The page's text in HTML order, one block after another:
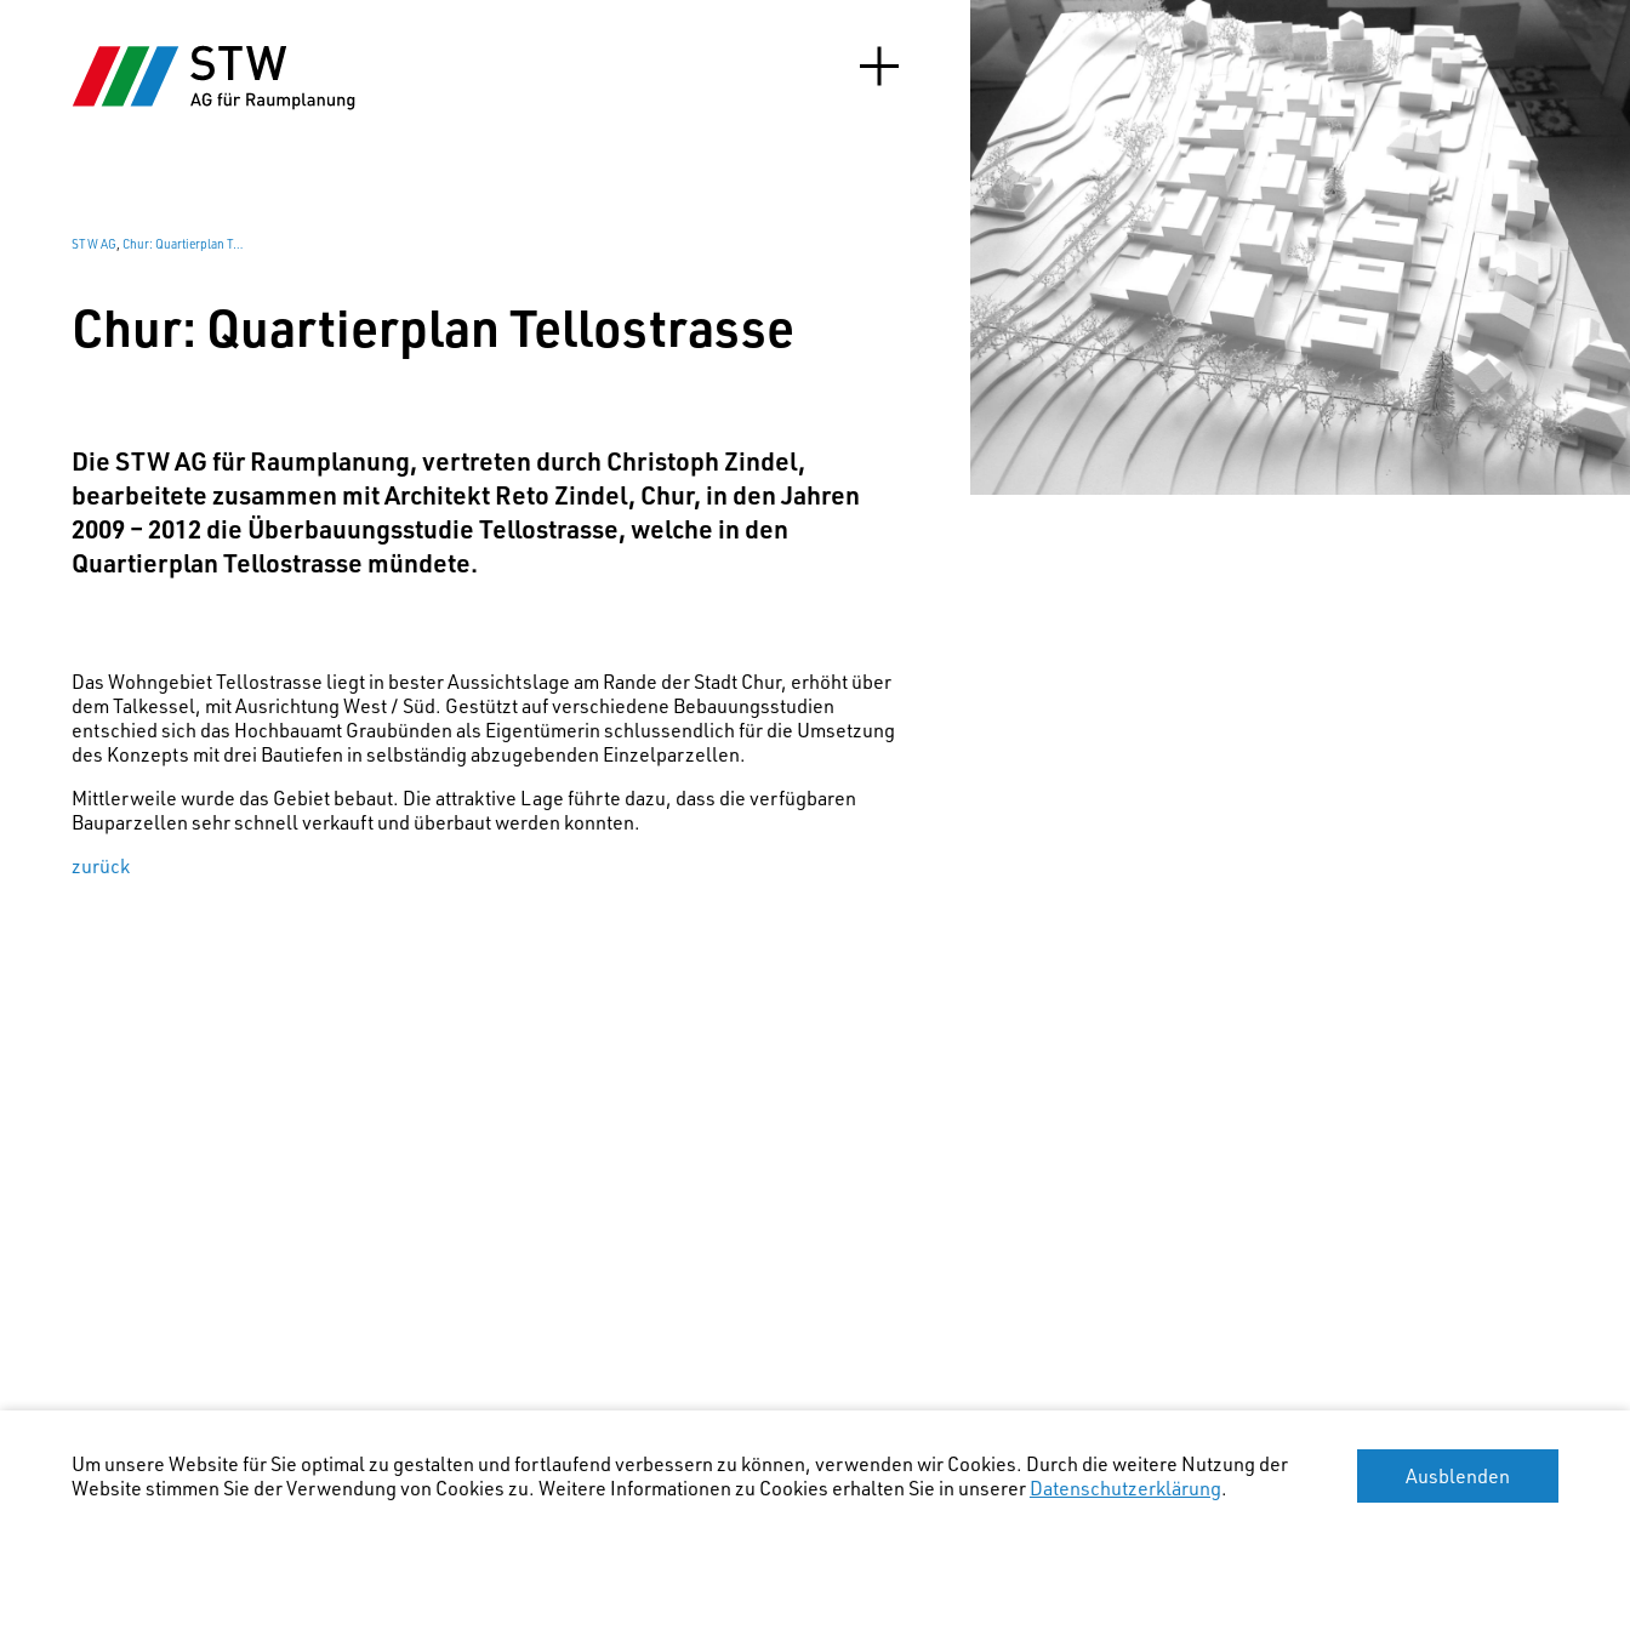
STW AG Chur: Quartierplan Tellostrasse
Chur: Quartierplan Tellostrasse
Die STW AG für Raumplanung, vertreten durch Christoph Zindel,
bearbeitete zusammen mit Architekt Reto Zindel, Chur, in den Jahren
2009 – 2012 die Überbauungsstudie Tellostrasse, welche in den
Quartierplan Tellostrasse mündete.
Das Wohngebiet Tellostrasse liegt in bester Aussichtslage am Rande der Stadt Chur, erhöht über
dem Talkessel, mit Ausrichtung West / Süd. Gestützt auf verschiedene Bebauungsstudien
entschied sich das Hochbauamt Graubünden als Eigentümerin schlussendlich für die Umsetzung
des Konzepts mit drei Bautiefen in selbständig abzugebenden Einzelparzellen.
Mittlerweile wurde das Gebiet bebaut. Die attraktive Lage führte dazu, dass die verfügbaren
Bauparzellen sehr schnell verkauft und überbaut werden konnten.
zurück
Um unsere Website für Sie optimal zu gestalten und fortlaufend verbessern zu können, verwenden wir Cookies. Durch die weitere Nutzung der
Website stimmen Sie der Verwendung von Cookies zu. Weitere Informationen zu Cookies erhalten Sie in unserer Datenschutzerklärung. Ausblenden